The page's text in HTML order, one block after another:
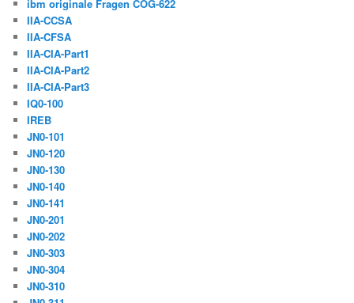
ibm originale Fragen COG-622
IIA-CCSA
IIA-CFSA
IIA-CIA-Part1
IIA-CIA-Part2
IIA-CIA-Part3
IQ0-100
IREB
JN0-101
JN0-120
JN0-130
JN0-140
JN0-141
JN0-201
JN0-202
JN0-303
JN0-304
JN0-310